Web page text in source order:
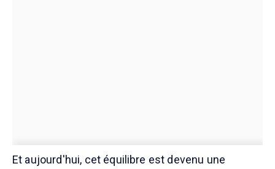
Et aujourd'hui, cet équilibre est devenu une